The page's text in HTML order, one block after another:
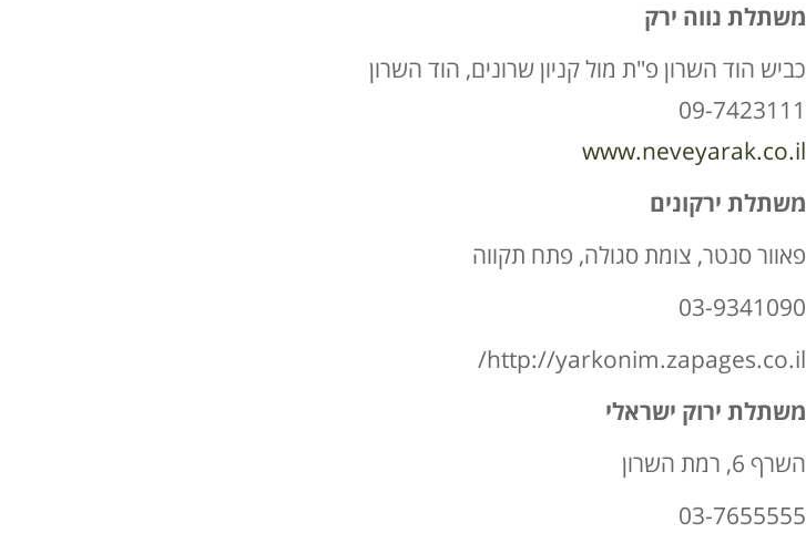
משתלת נווה ירק
כביש הוד השרון פ"ת מול קניון שרונים, הוד השרון
09-7423111
www.neveyarak.co.il
משתלת ירקונים
פאוור סנטר, צומת סגולה, פתח תקווה
03-9341090
http://yarkonim.zapages.co.il/
משתלת ירוק ישראלי
השרף 6, רמת השרון
03-7655555